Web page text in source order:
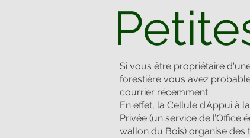
Si vous être propriétaire
forestière vous avez
courrier récemment.
En effet, la Cellule d’Appui à
Privée (un service de l’Office
wallon du Bois) organise des